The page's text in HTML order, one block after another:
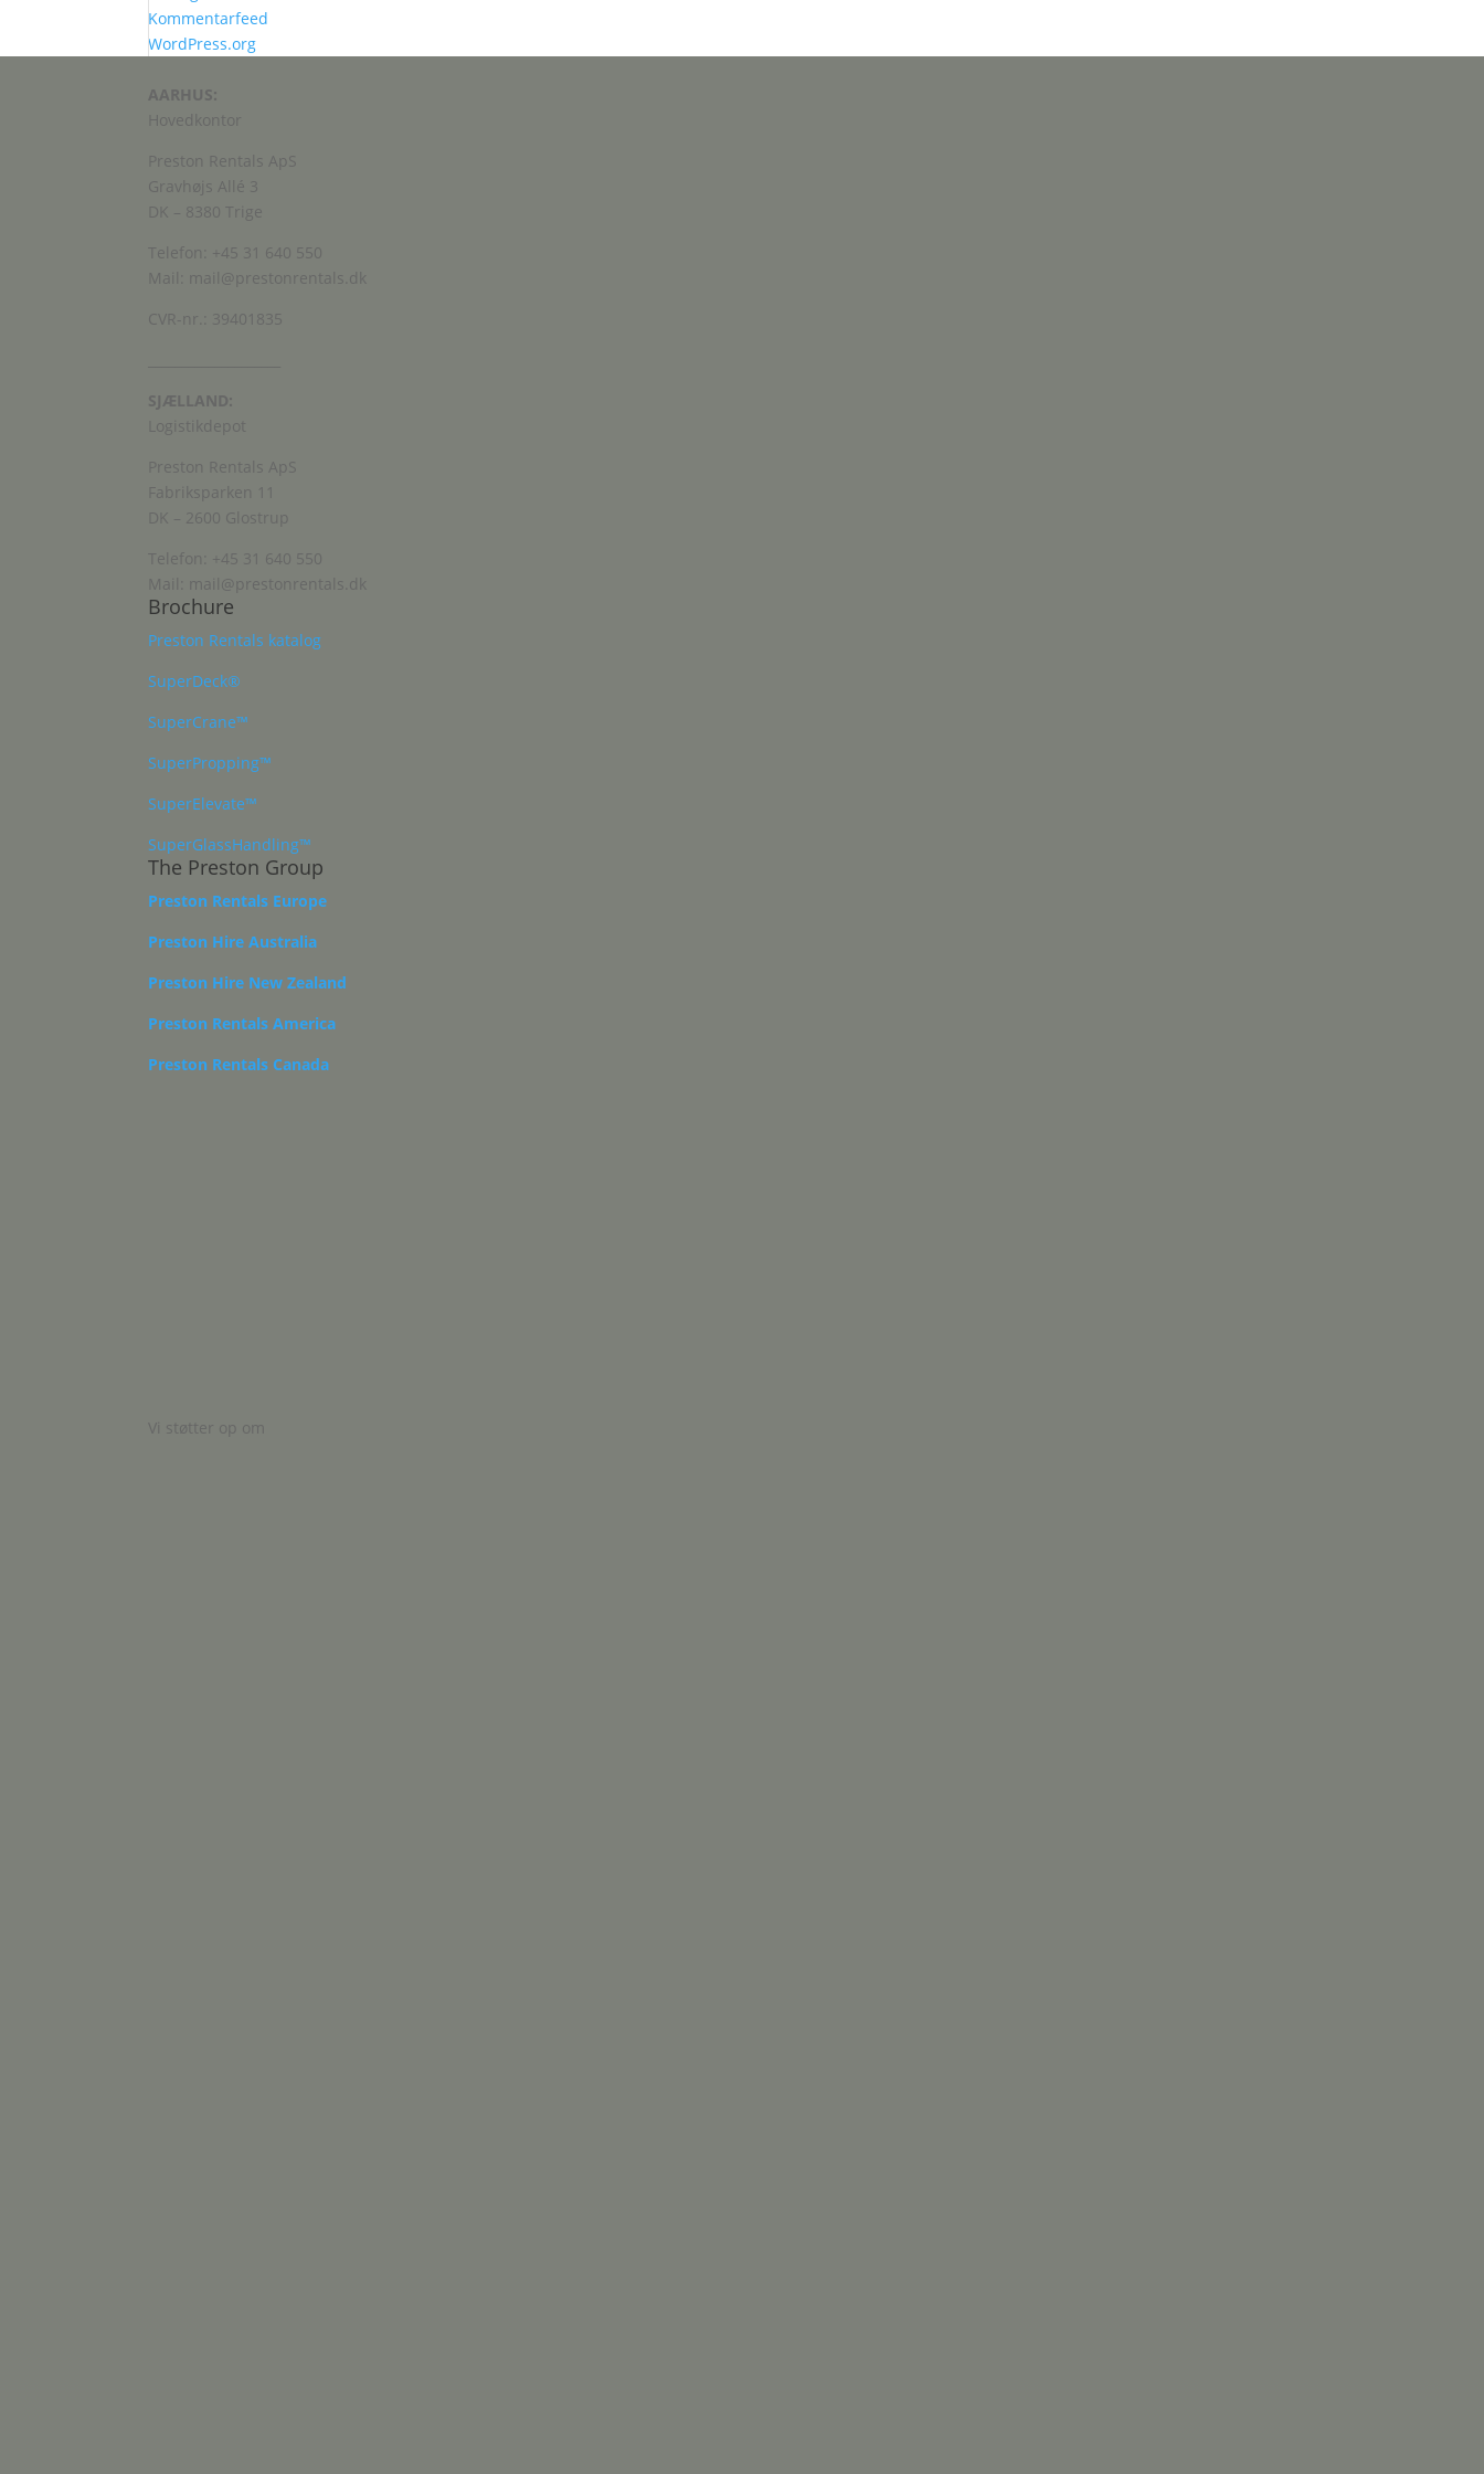
Kommentarfeed
WordPress.org
AARHUS:
Hovedkontor
Preston Rentals ApS
Gravhøjs Allé 3
DK – 8380 Trige
Telefon: +45 31 640 550
Mail: mail@prestonrentals.dk
CVR-nr.: 39401835
SJÆLLAND:
Logistikdepot
Preston Rentals ApS
Fabriksparken 11
DK – 2600 Glostrup
Telefon: +45 31 640 550
Mail: mail@prestonrentals.dk
Brochure
Preston Rentals katalog
SuperDeck®
SuperCrane™
SuperPropping™
SuperElevate™
SuperGlassHandling™
The Preston Group
Preston Rentals Europe
Preston Hire Australia
Preston Hire New Zealand
Preston Rentals America
Preston Rentals Canada
Vi støtter op om